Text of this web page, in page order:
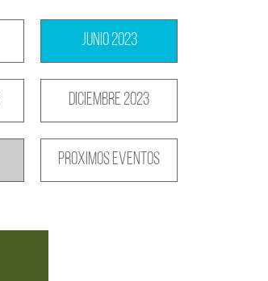
Junio 2023
Diciembre 2023
Proximos eventos